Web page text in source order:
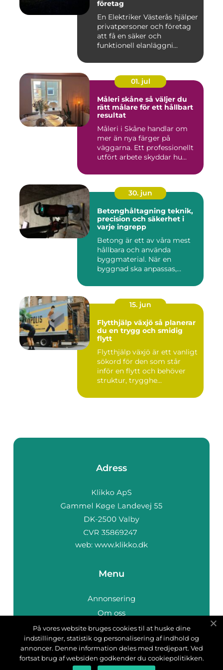
företag
En Elektriker Västerås hjälper
privatpersoner och företag
att få en säker och
funktionell elanläggni...
01. jul
Måleri skåne så väljer du
rätt målare för ett hållbart
resultat
Måleri i Skåne handlar om
mer än nya färger på
väggarna. Ett professionellt
utfört arbete skyddar hu...
30. jun
Betonghåltagning teknik,
precision och säkerhet i
varje ingrepp
Betong är ett av våra mest
hållbara och använda
byggmaterial. När en
byggnad ska anpassas,
15. jun
Flytthjälp växjö så planerar
du en trygg och smidig
flytt
Flytthjälp växjö är ett vanligt
sökord för den som står
inför en flytt och behöver
struktur, trygghe...
Adress
web: www.klikko.dk
Menu
Annonsering
Om oss
Cookies
Kontakta oss
Sitemap
På vores website bruges cookies til at huske dine
indstillinger, statistik og personalisering af indhold og
annoncer. Denne information deles med tredjepart. Ved
fortsat brug af websiden godkender du cookiepolitikken.